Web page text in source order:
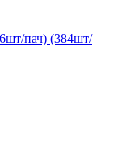
пач) (384шт/